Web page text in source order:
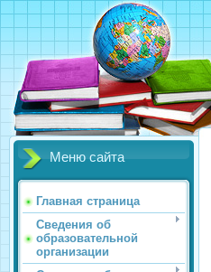
Меню сайта
Главная страница
Сведения об
образовательной
организации